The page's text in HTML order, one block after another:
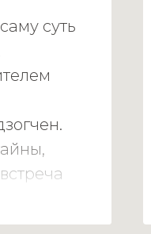
суть